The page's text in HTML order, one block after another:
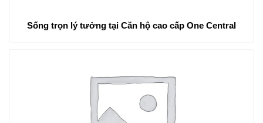
Sống trọn lý tưởng tại Căn hộ cao cấp One Central